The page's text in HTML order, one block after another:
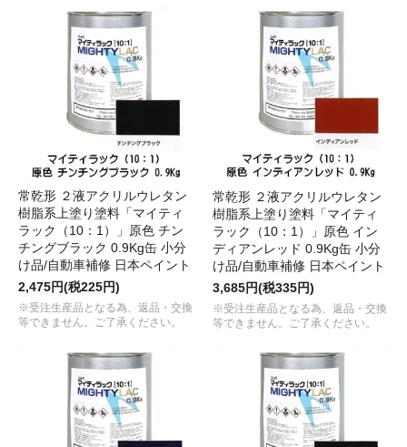
常乾形 ２液アクリルウレタン
樹脂系上塗り塗料「マイティ
ラック（10：1）」原色 チン
チングブラック 0.9Kg缶 小分
け品/自動車補修 日本ペイント
2,475円(税225円)
※受注生産品となる為、返品・交換
等できません。ご了承ください。
常乾形 ２液アクリルウレタン
樹脂系上塗り塗料「マイティ
ラック（10：1）」原色 イン
ディアンレッド 0.9Kg缶 小分
け品/自動車補修 日本ペイント
3,685円(税335円)
※受注生産品となる為、返品・交換
等できません。ご了承ください。